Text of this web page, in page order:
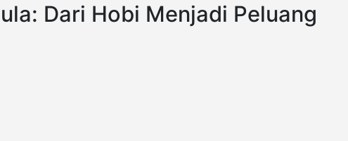
Dari Hobi Menjadi Peluang